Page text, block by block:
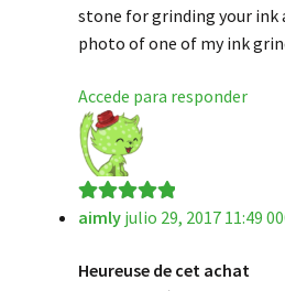
stone for grinding your ink
photo of one of my ink
Accede para responder
Valorado en5
aimly julio 29, 2017 11:49
Heureuse de cet achat